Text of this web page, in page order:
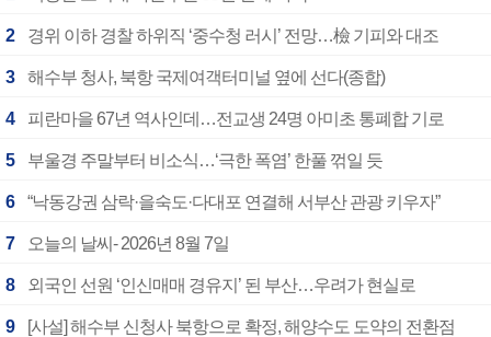
2 경위 이하 경찰 하위직 ‘중수청 러시’ 전망…檢 기피와 대조
3 해수부 청사, 북항 국제여객터미널 옆에 선다(종합)
4 피란마을 67년 역사인데…전교생 24명 아미초 통폐합 기로
5 부울경 주말부터 비소식…‘극한 폭염’ 한풀 꺾일 듯
6 “낙동강권 삼락·을숙도·다대포 연결해 서부산 관광 키우자”
7 오늘의 날씨- 2026년 8월 7일
8 외국인 선원 ‘인신매매 경유지’ 된 부산…우려가 현실로
9 [사설] 해수부 신청사 북항으로 확정, 해양수도 도약의 전환점